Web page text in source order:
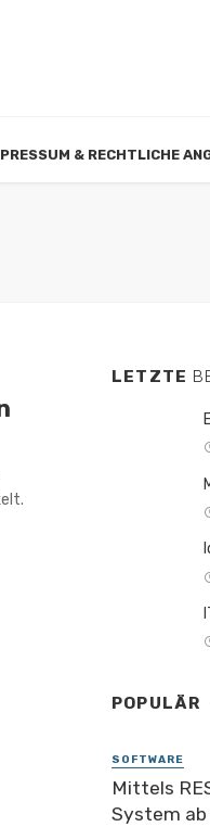
& RECHTLICHE
LETZTE
POPULÄR
SOFTWARE
Mittels
System ab